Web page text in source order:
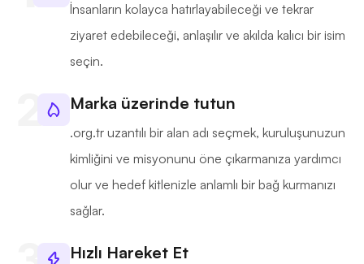
İnsanların kolayca hatırlayabileceği ve tekrar
ziyaret edebileceği, anlaşılır ve akılda kalıcı bir isim
seçin.
Marka üzerinde tutun
.org.tr uzantılı bir alan adı seçmek, kuruluşunuzun
kimliğini ve misyonunu öne çıkarmanıza yardımcı
olur ve hedef kitlenizle anlamlı bir bağ kurmanızı
sağlar.
Hızlı Hareket Et